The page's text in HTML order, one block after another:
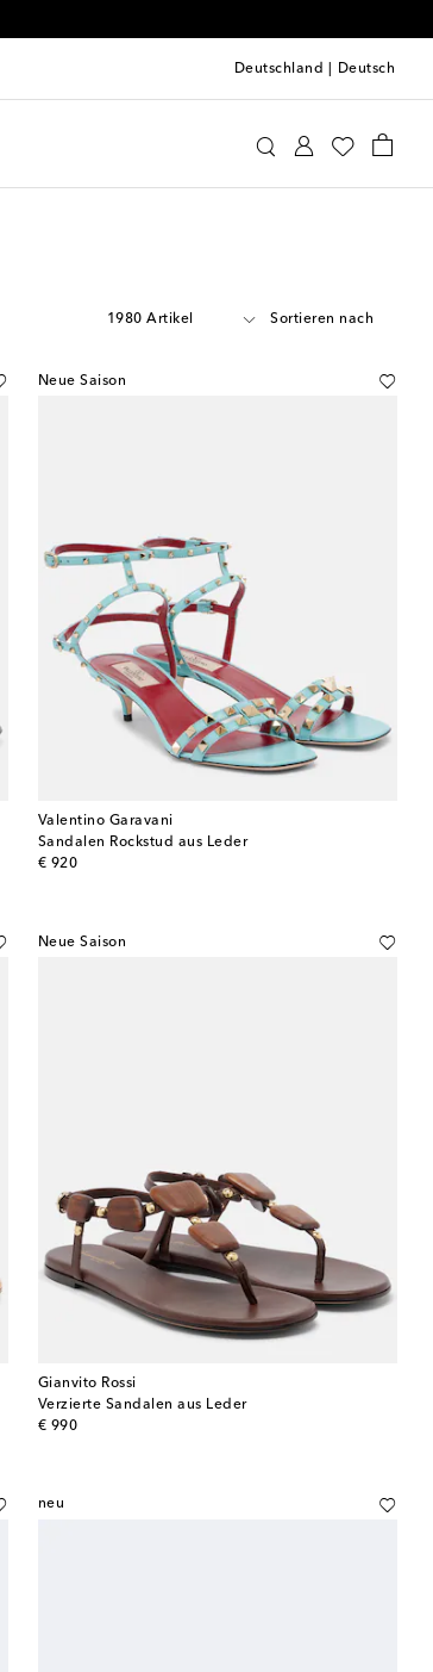
Deutschland Deutsch
1980 Artikel Sortieren nach
Neue Saison
Valentino Garavani
Sandalen Rockstud aus Leder
€ 920
original price
Neue Saison
Gianvito Rossi
Verzierte Sandalen aus Leder
€ 990
original price
neu